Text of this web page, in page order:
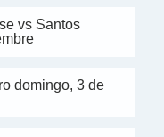
vs Santos
domingo, 3 de